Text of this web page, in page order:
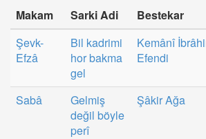
Makam Sarki Adi Bestekar
Şevk-
Efzâ
Bil kadrimi
hor bakma
gel
Kemânî
Efendi
Sabâ
Gelmiş
değil böyle
perî
Şâkir Ağa